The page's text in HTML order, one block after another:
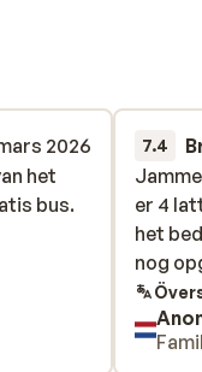
2026
het
bus.
het
bus.
7.4
er 4
het
nog
er 4
het
nog